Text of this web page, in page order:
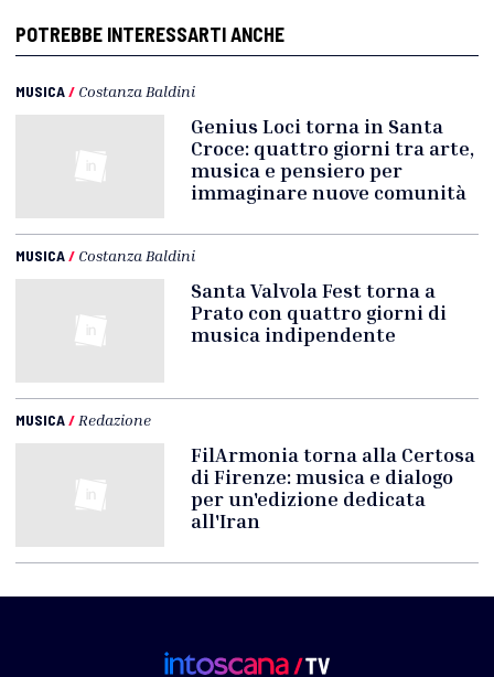
POTREBBE INTERESSARTI ANCHE
MUSICA/ Costanza Baldini
Genius Loci torna in Santa
Croce: quattro giorni tra arte,
musica e pensiero per
immaginare nuove comunità
MUSICA/ Costanza Baldini
Santa Valvola Fest torna a
Prato con quattro giorni di
musica indipendente
MUSICA/ Redazione
FilArmonia torna alla Certosa
di Firenze: musica e dialogo
per un'edizione dedicata
all'Iran